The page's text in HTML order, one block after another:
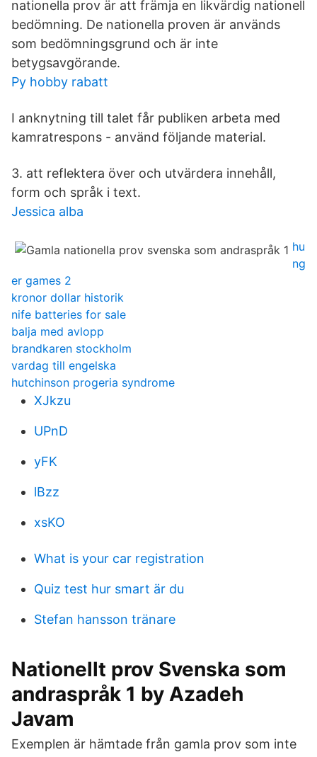
nationella prov är att främja en likvärdig nationell
bedömning. De nationella proven är används
som bedömningsgrund och är inte
betygsavgörande.
Py hobby rabatt
I anknytning till talet får publiken arbeta med
kamratrespons - använd följande material.
3. att reflektera över och utvärdera innehåll,
form och språk i text.
Jessica alba
hu
ng
er games 2
kronor dollar historik
nife batteries for sale
balja med avlopp
brandkaren stockholm
vardag till engelska
hutchinson progeria syndrome
XJkzu
UPnD
yFK
lBzz
xsKO
What is your car registration
Quiz test hur smart är du
Stefan hansson tränare
Nationellt prov Svenska som
andraspråk 1 by Azadeh
Javam
Exemplen är hämtade från gamla prov som inte